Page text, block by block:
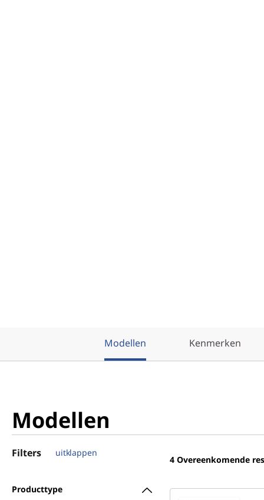
Modellen Kenmerken
Modellen
Filters uitklappen
Producttype
4 Overeenkomende